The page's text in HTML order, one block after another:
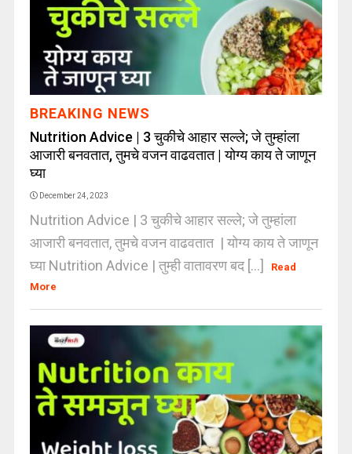
BREAKING NEWS
Nutrition Advice | 3 चुकीचे आहार सल्ले; जे तुम्हांला
आजारी बनवतात, तुमचे वजन वाढवतात | योग्य काय ते जाणून
घ्या
December 24, 2023
Nutrition Advice | 3 चुकीचे आहार सल्ले; जे तुम्हांला
आजारी बनवतात, तुमचे वजन वाढवतात | योग्य काय ते जाणून
घ्या Nutrition Advice | तुम्ही वातावरण बद [...]
Read
More